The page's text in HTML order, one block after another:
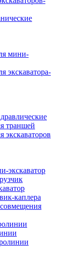
мини-
экскаватора-
траншей
экскаваторов
экскаватор
каплера